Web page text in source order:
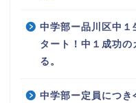
中学部ー品川区中１
タート！中１成功の
る。
中学部ー定員につき